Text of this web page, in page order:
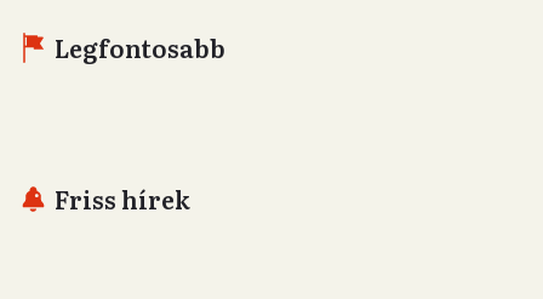
Legfontosabb
Friss hírek